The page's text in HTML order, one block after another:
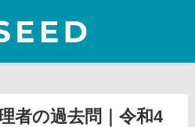
者の過去問｜令和4